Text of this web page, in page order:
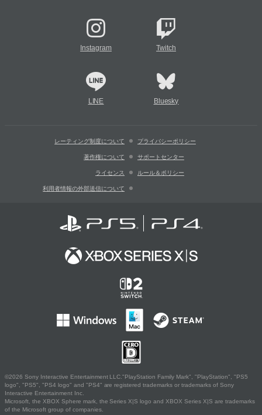
Instagram Twitch
LINE Bluesky
レーティング制度について プライバシーポリシー
著作権について サポートセンター
ライセンス ルール＆ポリシー
利用者情報の外部送信について
©2026 Sony Interactive Entertainment LLC."PlayStation Family Mark", "PlayStation", "PS5
logo", "PS5", "PS4 logo" and "PS4" are registered trademarks or trademarks of Sony
Interactive Entertainment Inc.
Microsoft, the XBOX Sphere mark, the Series X|S logo and XBOX Series X|S are trademarks
of the Microsoft group of companies.